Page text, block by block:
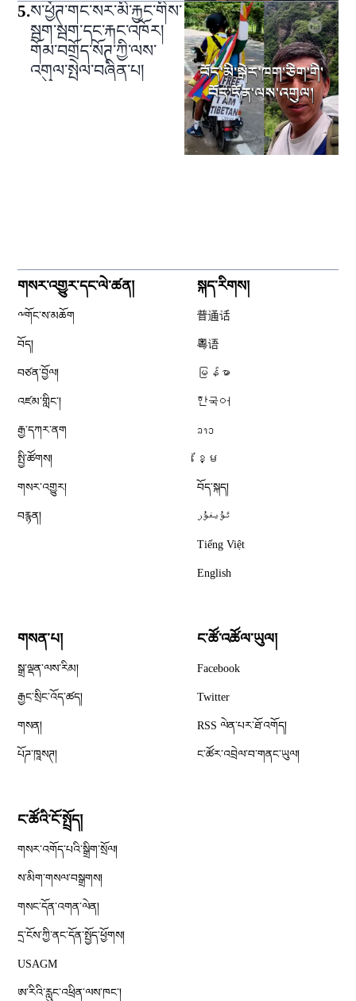
5.ས་ཕྱོཊ་གང་སར་མི་རྐྱང་གིས་
སྦག་སྦག་དང་རྐང་འཁོར།
གོམ་བགྲོད་སོཊ་ཀྱི་ལས་
འགུལ་སྤེལ་བཞིན་པ།
གསར་འགྱུར་དང་ལེ་ཚན།
༸གོང་ས་མཆོག
བོད།
བཙན་བྱོལ།
འཛམ་གླིང༌།
རྒྱ་དཀར་ནག
སྤྱི་ཚོགས།
གསར་འགྱུར།
བརྙན།
སྐད་རིགས།
普通话
粤语
မြန်မာ
한국어
ລາວ
ខ្មែ
བོད་སྐད།
ئۇيغۇر
Tiếng Việt
English
གསན་པ།
སྒྲ་ལྡན་ལས་རིམ།
རྒྱང་སྲིང་འོད་ཚད།
གསན།
པོཌ་ཁཱསཊ།
ང་ཚོ་འཚོལ་ཡུལ།
Facebook
Twitter
RSS ལེན་པར་ཐོ་འགོད།
ང་ཚོར་འབྲེལ་བ་གནང་ཡུལ།
ང་ཚོའི་ངོ་སྤྲོད།
གསར་འགོད་པའི་སྒྲིག་སྲོལ།
ས་མིག་གསལ་བསྒྲགས།
གསང་དོན་འགན་ལེན།
དྲ་ངོས་ཀྱི་ནང་དོན་སྤྱོད་ཕྱོགས།
USAGM
ཨ་རིའི་རླུང་འཕྲིན་ལས་ཁང༌།